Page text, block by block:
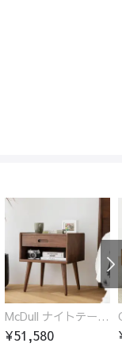
McDull ナイトテーブル サイドボード 引き出し付き 北米FAS級ブラックウォールナット 無垢材
¥51,580